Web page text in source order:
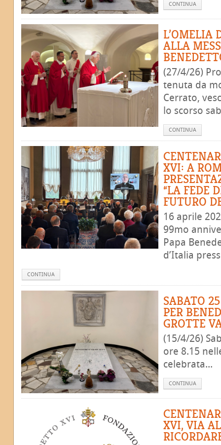
CONTINUA
L’OMELIA
ALLA
(27/4/26)
tenuta da
Cerrato,
lo scorso
CONTINUA
XVI: A
“LA FEDE
FUTURO
16 aprile
99mo
Papa
d’Italia
CONTINUA
SABATO
PER
GROTTE
(15/4/26)
ore 8.15
celebrata...
CONTINUA
XVI, VIA